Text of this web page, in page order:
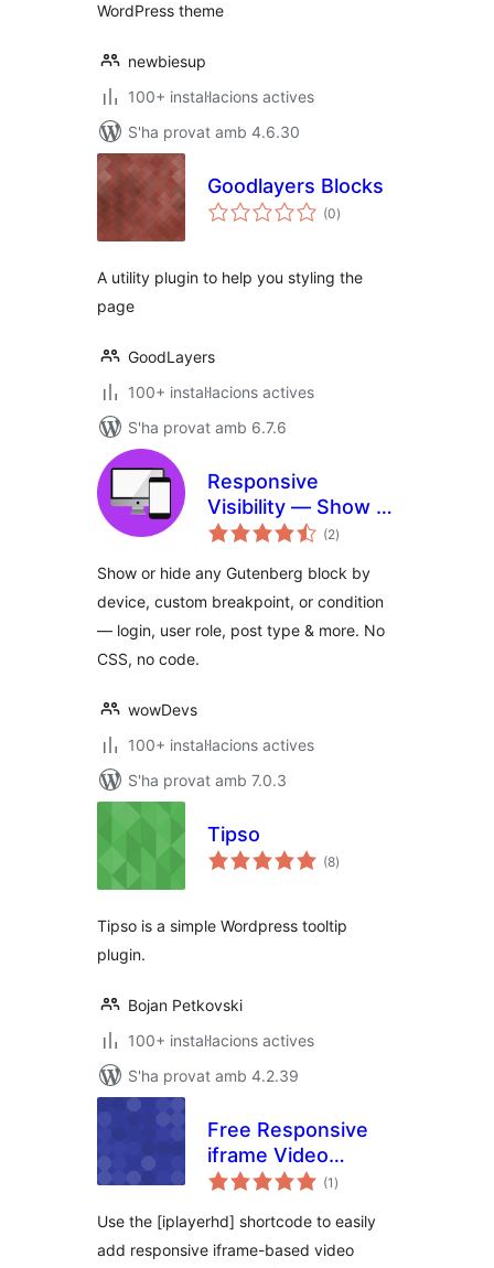
WordPress theme
newbiesup
100+ instal·lacions actives
S'ha provat amb 4.6.30
Goodlayers Blocks
(0puntuacions
totals
)
A utility plugin to help you styling the
page
GoodLayers
100+ instal·lacions actives
S'ha provat amb 6.7.6
Responsive
Visibility — Show or
Hide Blocks by
Breakpoints &
Conditions
(2puntuacions
totals
)
Show or hide any Gutenberg block by
device, custom breakpoint, or condition
— login, user role, post type & more. No
CSS, no code.
wowDevs
100+ instal·lacions actives
S'ha provat amb 7.0.3
Tipso
(8puntuacions
totals
)
Tipso is a simple Wordpress tooltip
plugin.
Bojan Petkovski
100+ instal·lacions actives
S'ha provat amb 4.2.39
Free Responsive
iframe Video
Embeds
(1 puntuacions
totals
)
Use the [iplayerhd] shortcode to easily
add responsive iframe-based video